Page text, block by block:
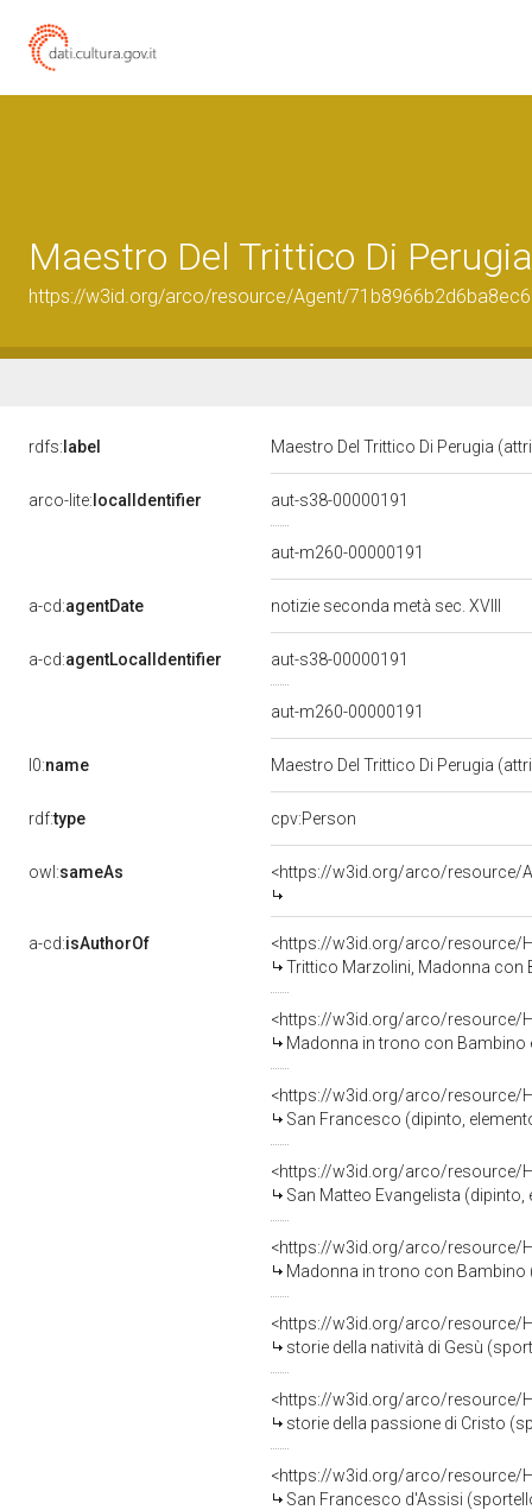
Maestro Del Trittico Di
https://w3id.org/arco/resource/Agent/
rdfs: label Maestro Del Trittico Di Perugia
arco-lite: localIdentifier aut-s38-00000191
aut-m260-00000191
a-cd:agentDate notizie seconda metà sec. XVIII
a-cd:agentLocalIdentifier aut-s38-00000191
aut-m260-00000191
l0:name Maestro Del Trittico Di Perugia
rdf:type cpv:Person
owl:sameAs <https://w3id.org/arco/resource/
a-cd:isAuthorOf
<https://w3id.org/arco/resource/
Trittico Marzolini, Madonna con Bambino in
<https://w3id.org/arco/resource/
Madonna in trono con Bambino e Santi
<https://w3id.org/arco/resource/
San Francesco (dipinto,
<https://w3id.org/arco/resource/
San Matteo Evangelista
<https://w3id.org/arco/resource/
Madonna in trono con Bambino
<https://w3id.org/arco/resource/
storie della natività di Gesù
<https://w3id.org/arco/resource/
storie della passione di Cristo
<https://w3id.org/arco/resource/
San Francesco d'Assisi (sportello